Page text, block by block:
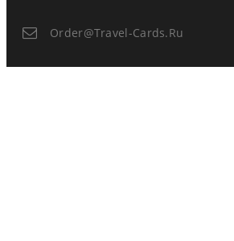
Order@travel-Cards.ru